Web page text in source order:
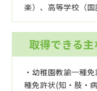
楽）、高等学校（国
取得できる
・幼稚園教諭一種
種免許状(知・肢・